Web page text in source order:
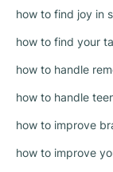
how to find joy in
how to find your
how to handle
how to handle
how to improve
how to improve